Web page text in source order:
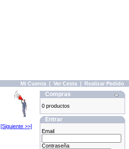
Mi Cuenta | Ver Cesta | Realizar Pedido
[Siguiente >>]
Compras
0 productos
Entrar
Email
Contraseña